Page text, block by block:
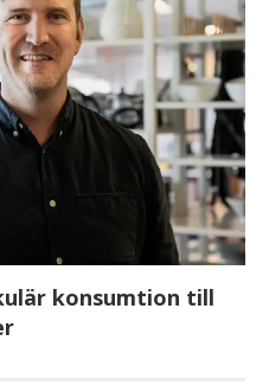
konsumtion till